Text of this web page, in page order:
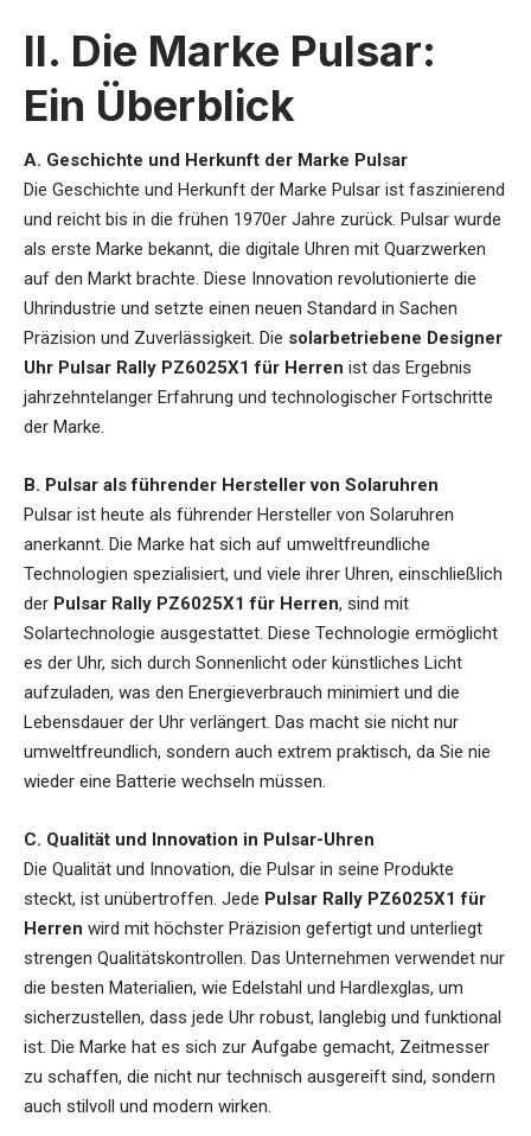
II. Die Marke Pulsar:
Ein Überblick
A. Geschichte und Herkunft der Marke Pulsar
Die Geschichte und Herkunft der Marke Pulsar ist faszinierend
und reicht bis in die frühen 1970er Jahre zurück. Pulsar wurde
als erste Marke bekannt, die digitale Uhren mit Quarzwerken
auf den Markt brachte. Diese Innovation revolutionierte die
Uhrindustrie und setzte einen neuen Standard in Sachen
Präzision und Zuverlässigkeit. Die solarbetriebene Designer
Uhr Pulsar Rally PZ6025X1 für Herren ist das Ergebnis
jahrzehntelanger Erfahrung und technologischer Fortschritte
der Marke.
B. Pulsar als führender Hersteller von Solaruhren
Pulsar ist heute als führender Hersteller von Solaruhren
anerkannt. Die Marke hat sich auf umweltfreundliche
Technologien spezialisiert, und viele ihrer Uhren, einschließlich
der Pulsar Rally PZ6025X1 für Herren, sind mit
Solartechnologie ausgestattet. Diese Technologie ermöglicht
es der Uhr, sich durch Sonnenlicht oder künstliches Licht
aufzuladen, was den Energieverbrauch minimiert und die
Lebensdauer der Uhr verlängert. Das macht sie nicht nur
umweltfreundlich, sondern auch extrem praktisch, da Sie nie
wieder eine Batterie wechseln müssen.
C. Qualität und Innovation in Pulsar-Uhren
Die Qualität und Innovation, die Pulsar in seine Produkte
steckt, ist unübertroffen. Jede Pulsar Rally PZ6025X1 für
Herren wird mit höchster Präzision gefertigt und unterliegt
strengen Qualitätskontrollen. Das Unternehmen verwendet nur
die besten Materialien, wie Edelstahl und Hardlexglas, um
sicherzustellen, dass jede Uhr robust, langlebig und funktional
ist. Die Marke hat es sich zur Aufgabe gemacht, Zeitmesser
zu schaffen, die nicht nur technisch ausgereift sind, sondern
auch stilvoll und modern wirken.